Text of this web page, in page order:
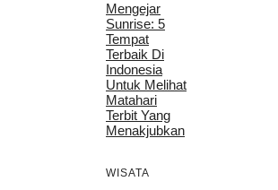
Mengejar
Sunrise: 5
Tempat
Terbaik Di
Indonesia
Untuk Melihat
Matahari
Terbit Yang
Menakjubkan
WISATA